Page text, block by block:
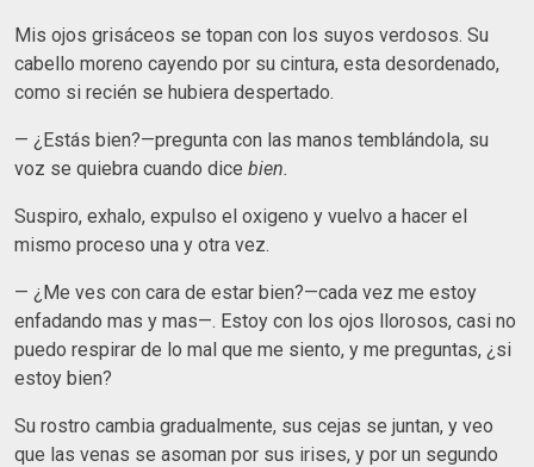
Mis ojos grisáceos se topan con los suyos verdosos. Su
cabello moreno cayendo por su cintura, esta desordenado,
como si recién se hubiera despertado.
— ¿Estás bien?—pregunta con las manos temblándola, su
voz se quiebra cuando dice bien.
Suspiro, exhalo, expulso el oxigeno y vuelvo a hacer el
mismo proceso una y otra vez.
— ¿Me ves con cara de estar bien?—cada vez me estoy
enfadando mas y mas—. Estoy con los ojos llorosos, casi no
puedo respirar de lo mal que me siento, y me preguntas, ¿si
estoy bien?
Su rostro cambia gradualmente, sus cejas se juntan, y veo
que las venas se asoman por sus irises, y por un segundo